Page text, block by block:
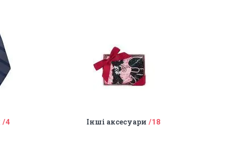
4 Інші аксесуари 18